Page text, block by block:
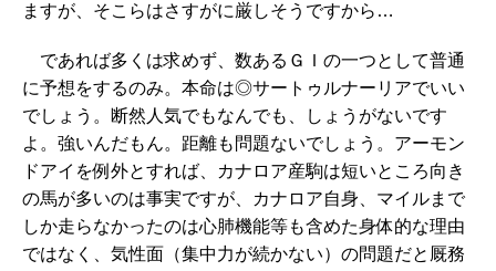
ますが、そこらはさすがに厳しそうですから…
であれば多くは求めず、数あるＧＩの一つとして普通
に予想をするのみ。本命は◎サートゥルナーリアでいい
でしょう。断然人気でもなんでも、しょうがないです
よ。強いんだもん。距離も問題ないでしょう。アーモン
ドアイを例外とすれば、カナロア産駒は短いところ向き
の馬が多いのは事実ですが、カナロア自身、マイルまで
しか走らなかったのは心肺機能等も含めた身体的な理由
ではなく、気性面（集中力が続かない）の問題だと厩務